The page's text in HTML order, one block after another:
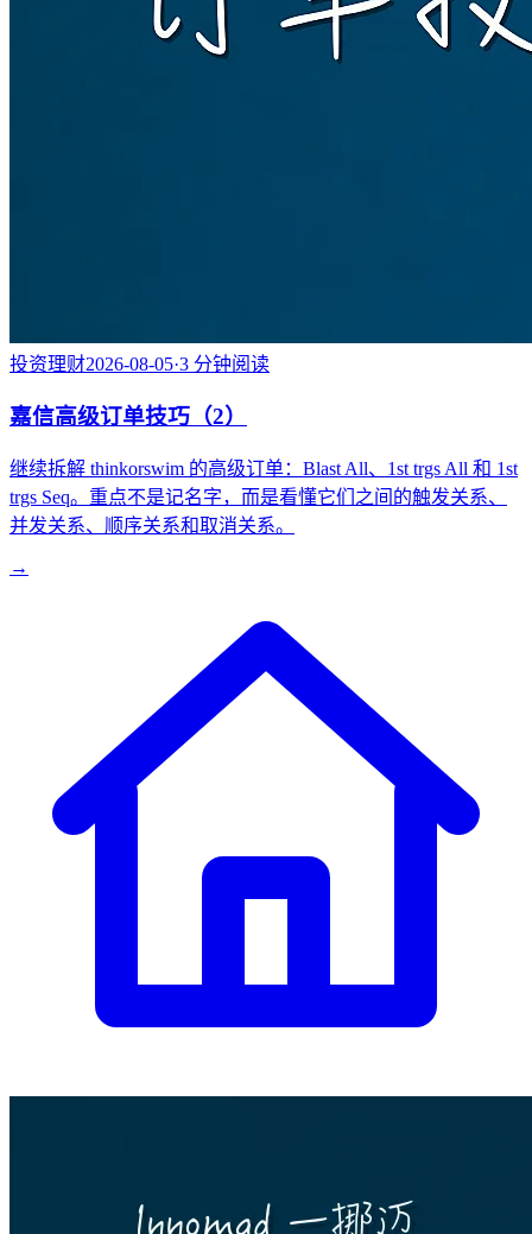
投资理财2026-08-05·3 分钟阅读
嘉信高级订单技巧（2）
继续拆解 thinkorswim 的高级订单：Blast All、1st trgs All 和 1st
trgs Seq。重点不是记名字，而是看懂它们之间的触发关系、
并发关系、顺序关系和取消关系。
→